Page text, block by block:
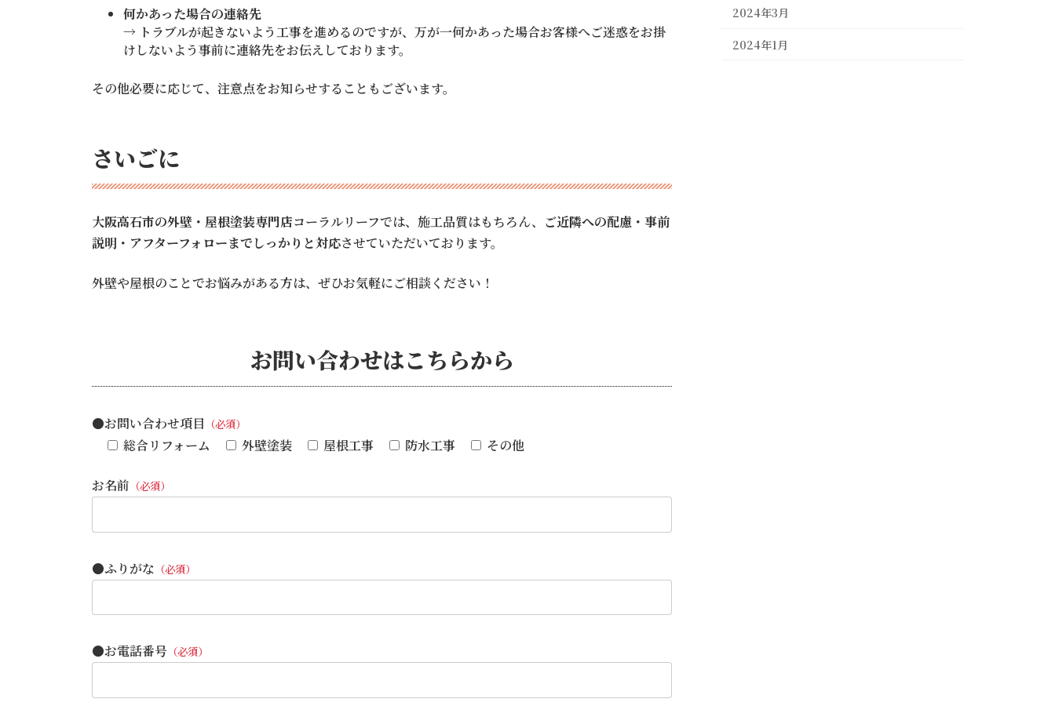
何かあった場合の連絡先
→ トラブルが起きないよう工事を進めるのですが、万が一何かあった場合お客様へご迷惑をお掛
けしないよう事前に連絡先をお伝えしております。
その他必要に応じて、注意点をお知らせすることもございます。
さいごに
大阪高石市の外壁・屋根塗装専門店コーラルリーフでは、施工品質はもちろん、 ご近隣への配慮・事前
説明・アフターフォローまでしっかりと対応させていただいております。
外壁や屋根のことでお悩みがある方は、ぜひお気軽にご相談ください！
お問い合わせはこちらから
●お問い合わせ項目 （必須）
総合リフォーム 外壁塗装 屋根工事 防水工事 その他
お名前 （必須）
●ふりがな （必須）
●お電話番号 （必須）
2024年3月
2024年1月